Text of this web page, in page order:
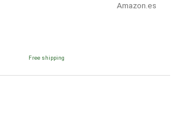
Amazon.es
Free shipping